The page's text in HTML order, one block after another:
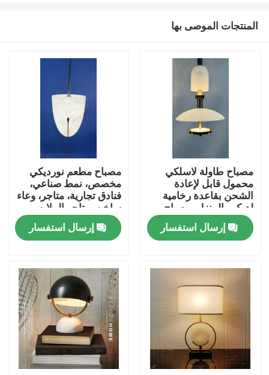
المنزل
المنتجات
حولنا
جولة في المصنع
المنتجات الموصى بها
مصباح طاولة لاسلكي
محمول قابل لإعادة
الشحن بقاعدة رخامية
لديكور المنزل، مصباح
مكتبي لاسلكي يعمل
باللمس قابل للتعتيم
للمطاعم والفنادق وغرف
إرسال استفسار
مصباح مطعم نورديكي
مخصص، نمط صناعي،
فنادق تجارية، متاجر، وعاء
ساخن، متاجر الملابس،
رأس واحد
إرسال استفسار